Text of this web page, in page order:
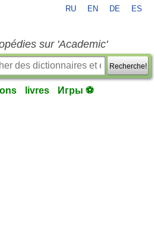
RU EN DE ES
sur 'Academic'
Recherche!
livres Игры ⚽